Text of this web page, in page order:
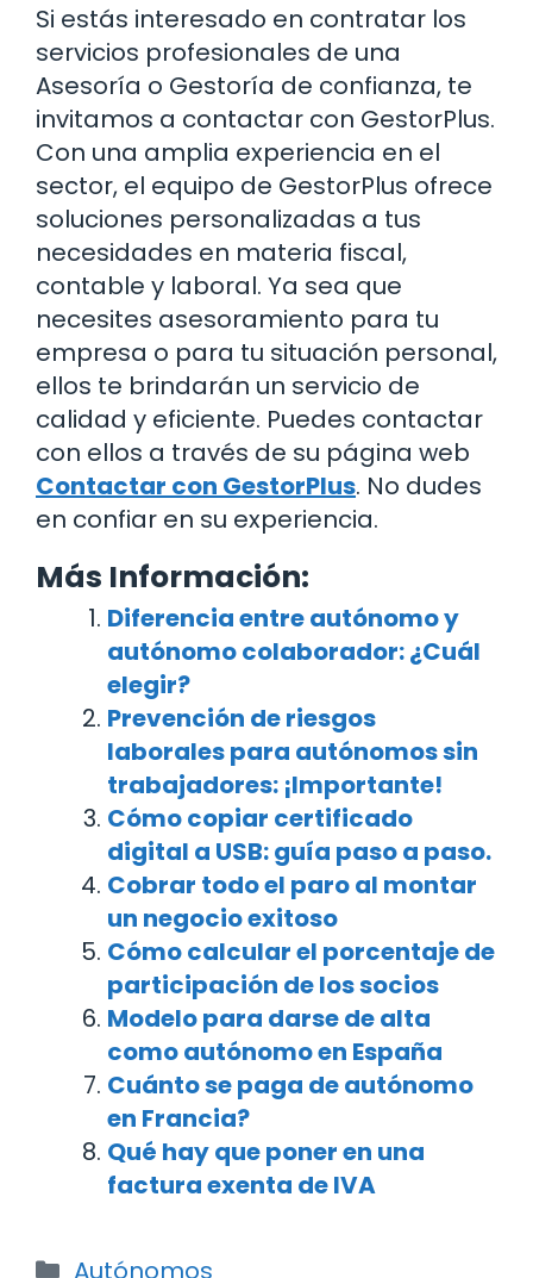
Si estás interesado en contratar los
servicios profesionales de una
Asesoría o Gestoría de confianza, te
invitamos a contactar con GestorPlus.
Con una amplia experiencia en el
sector, el equipo de GestorPlus ofrece
soluciones personalizadas a tus
necesidades en materia fiscal,
contable y laboral. Ya sea que
necesites asesoramiento para tu
empresa o para tu situación personal,
ellos te brindarán un servicio de
calidad y eficiente. Puedes contactar
con ellos a través de su página web
Contactar con GestorPlus. No dudes
en confiar en su experiencia.
Más Información:
Diferencia entre autónomo y
autónomo colaborador: ¿Cuál
elegir?
Prevención de riesgos
laborales para autónomos sin
trabajadores: ¡Importante!
Cómo copiar certificado
digital a USB: guía paso a paso.
Cobrar todo el paro al montar
un negocio exitoso
Cómo calcular el porcentaje de
participación de los socios
Modelo para darse de alta
como autónomo en España
Cuánto se paga de autónomo
en Francia?
Qué hay que poner en una
factura exenta de IVA
Categorías
Autónomos